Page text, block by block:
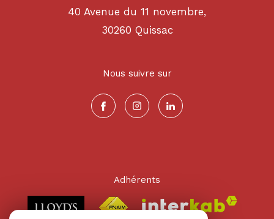
40 Avenue du 11 novembre,
30260
quissac
Nous suivre sur
Adhérents